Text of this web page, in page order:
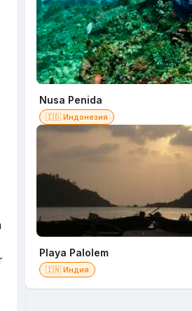
Nusa Penida
🇮🇩 Индонезия
Playa Palolem
🇮🇳 Индия